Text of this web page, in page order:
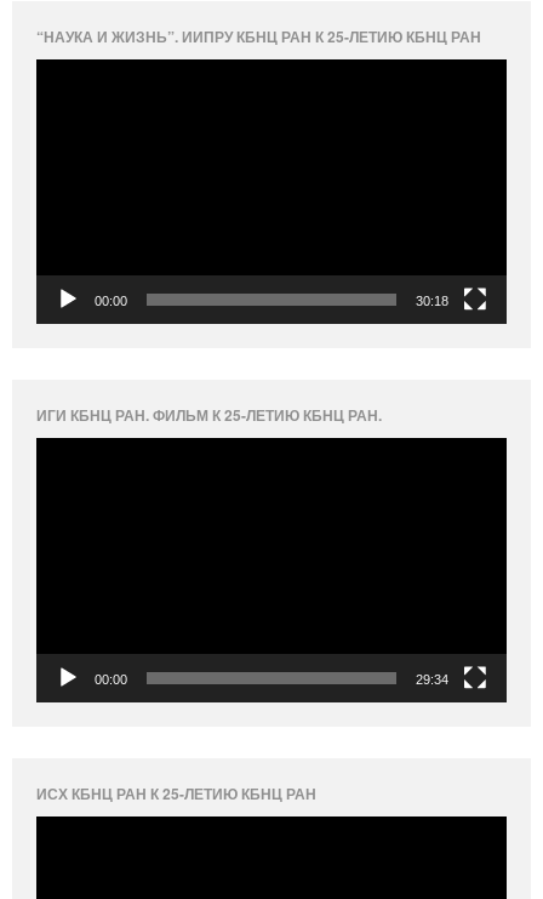
“НАУКА И ЖИЗНЬ”. ИИПРУ КБНЦ РАН К 25-ЛЕТИЮ КБНЦ РАН
00:00 30:18
ИГИ КБНЦ РАН. ФИЛЬМ К 25-ЛЕТИЮ КБНЦ РАН.
00:00 29:34
ИСХ КБНЦ РАН К 25-ЛЕТИЮ КБНЦ РАН